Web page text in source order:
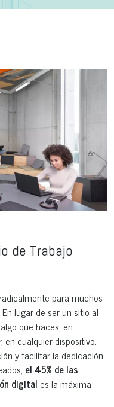
de Trabajo
para muchos
lugar de ser un sitio al
que haces, en
cualquier dispositivo.
y facilitar la dedicación,
el 45% de las
digital es la máxima